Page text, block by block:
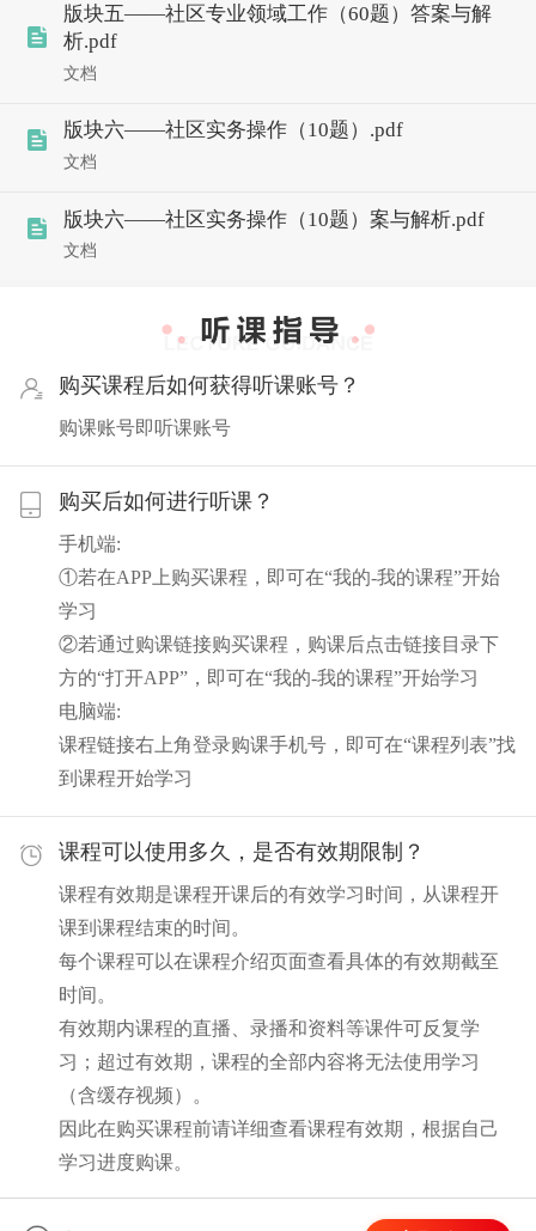
版块五——社区专业领域工作（60题）答案与解
析.pdf
文档
版块六——社区实务操作（10题）.pdf
文档
版块六——社区实务操作（10题）案与解析.pdf
文档
购买课程后如何获得听课账号？
购课账号即听课账号
购买后如何进行听课？
手机端:
①若在APP上购买课程，即可在“我的-我的课程”开始
学习
②若通过购课链接购买课程，购课后点击链接目录下
方的“打开APP”，即可在“我的-我的课程”开始学习
电脑端:
课程链接右上角登录购课手机号，即可在“课程列表”找
到课程开始学习
课程可以使用多久，是否有效期限制？
课程有效期是课程开课后的有效学习时间，从课程开
课到课程结束的时间。
每个课程可以在课程介绍页面查看具体的有效期截至
时间。
有效期内课程的直播、录播和资料等课件可反复学
习；超过有效期，课程的全部内容将无法使用学习
（含缓存视频）。
因此在购买课程前请详细查看课程有效期，根据自己
学习进度购课。